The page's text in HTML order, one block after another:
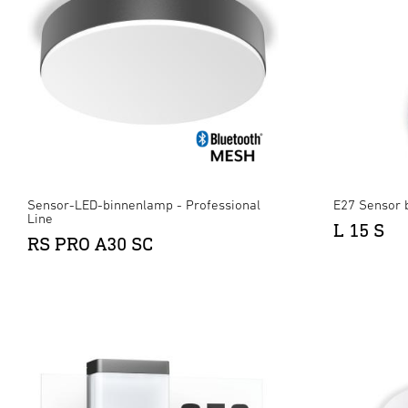
Sensor-LED-binnenlamp - Professional
Line
RS PRO A30 SC
E27 Sensor
L 15 S